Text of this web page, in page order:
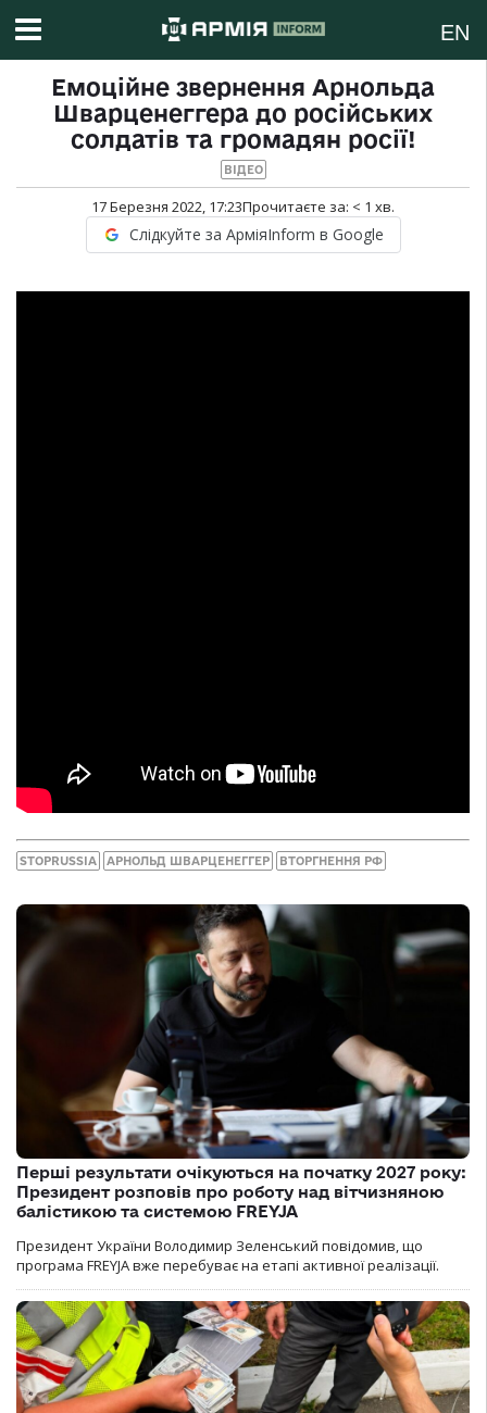
EN
Емоційне звернення Арнольда
Шварценеггера до російських
солдатів та громадян росії!
ВІДЕО
17 Березня 2022, 17:23Прочитаєте за: < 1 хв.
Слідкуйте за АрміяInform в Google
STOPRUSSIA АРНОЛЬД ШВАРЦЕНЕГГЕР ВТОРГНЕННЯ РФ
Перші результати очікуються на початку 2027 року:
Президент розповів про роботу над вітчизняною
балістикою та системою FREYJA
Президент України Володимир Зеленський повідомив, що
програма FREYJA вже перебуває на етапі активної реалізації.